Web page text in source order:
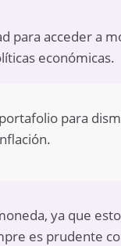
para acceder a
económicas.
para
ya que
es prudente